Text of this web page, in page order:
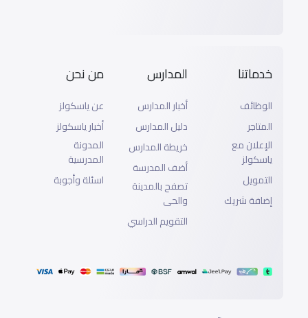
خدماتنا
الوظائف
المتاجر
الإعلان مع
ياسكولز
التمويل
إضافة شريك
المدارس
أخبار المدارس
دليل المدارس
خريطة المدارس
أضف المدرسة
تصفح بالمدينة
والحى
التقويم الدراسي
من نحن
عن ياسكولز
أخبار ياسكولز
المدونة
المدرسية
اسئلة وأجوبة